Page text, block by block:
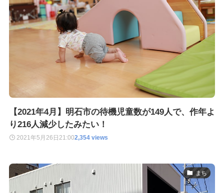
【2021年4月】明石市の待機児童数が149人で、作年よ
り216人減少したみたい！
2021年5月26日 21:002,354 views
まち